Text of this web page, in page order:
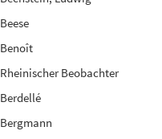
Beese
Benoît
Rheinischer Beobachter
Berdellé
Bergmann